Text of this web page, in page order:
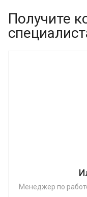
Получите
Менеджер по